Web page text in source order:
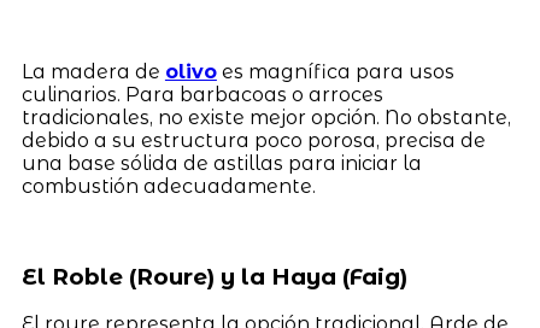
La madera de olivoes magnífica para usos
culinarios. Para barbacoas o arroces
tradicionales, no existe mejor opción. No obstante,
debido a su estructura poco porosa, precisa de
una base sólida de astillas para iniciar la
combustión adecuadamente.
El Roble (Roure) y la Haya (Faig)